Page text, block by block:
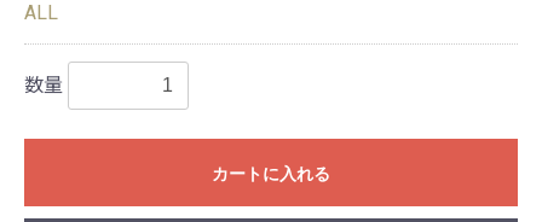
ALL
数量
カートに入れる